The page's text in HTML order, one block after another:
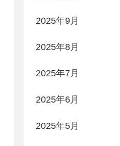
2025年9月
2025年8月
2025年7月
2025年6月
2025年5月